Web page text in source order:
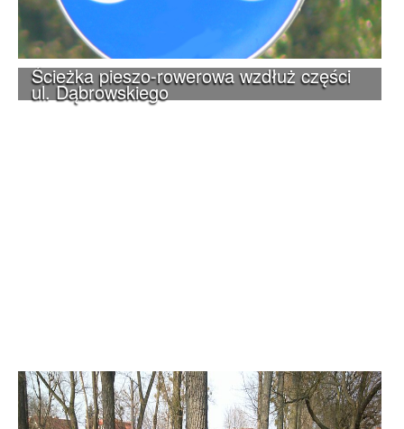
Ścieżka pieszo-rowerowa wzdłuż części
ul. Dąbrowskiego